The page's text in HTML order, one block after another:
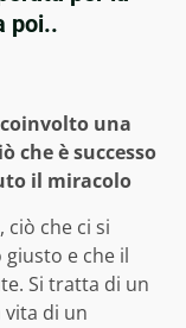
poi..
una
che è successo
il miracolo
che ci si
e che il
Si tratta di un
vita di un